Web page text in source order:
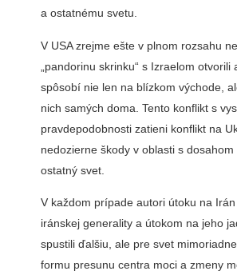
a ostatnému svetu.
V USA zrejme ešte v plnom rozsahu
„pandorinu skrinku“ s Izraelom otvorili
spôsobí nie len na blízkom východe,
nich samých doma. Tento konflikt s
pravdepodobnosti zatieni konflikt na
nedozierne škody v oblasti s
ostatný svet.
V každom prípade autori útoku na
iránskej generality a útokom na jeho
spustili ďalšiu, ale pre svet
formu presunu centra moci a zmeny